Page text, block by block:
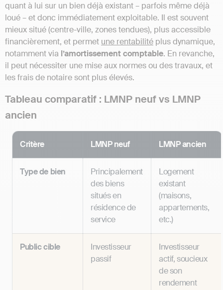
quant à lui sur un bien déjà existant – parfois même déjà
loué – et donc immédiatement exploitable. Il est souvent
mieux situé (centre-ville, zones tendues), plus accessible
financièrement, et permet une rentabilité plus dynamique,
notamment via l’amortissement comptable. En revanche,
il peut nécessiter une mise aux normes ou des travaux, et
les frais de notaire sont plus élevés.
Tableau comparatif : LMNP neuf vs LMNP
ancien
Critère LMNP neuf LMNP ancien
Type de bien
Principalement
des biens
situés en
résidence de
service
Logement
existant
(maisons,
appartements,
etc.)
Public cible
Investisseur
passif
Investisseur
actif, soucieux
de son
rendement